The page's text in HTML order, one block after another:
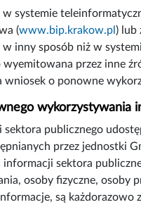
w systemie
(www.bip.krakow.pl) lub
w inny sposób niż w
wyemitowana przez inne
wniosek o ponowne
wykorzystywania
sektora publicznego
przez jednostki
informacji sektora
osoby fizyczne, osoby
są każdorazowo